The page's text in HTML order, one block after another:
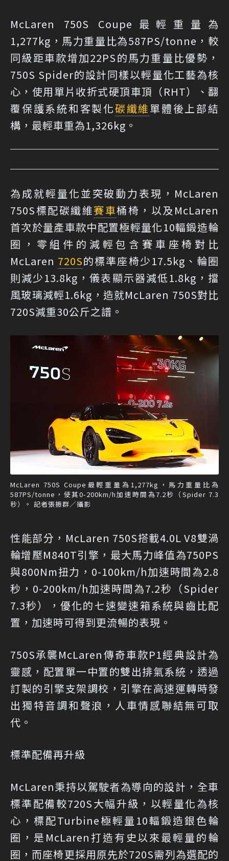
McLaren 750S Coupe最輕重量為
1,277kg，馬力重量比為587PS/tonne，較
同級距車款增加22PS的馬力重量比優勢，
750S Spider的設計同樣以輕量化工藝為核
心，使用單片收折式硬頂車頂（RHT）、翻
覆保護系統和客製化碳纖維單體後上部結
構，最輕車重為1,326kg。
為成就輕量化並突破動力表現，McLaren
750S標配碳纖維賽車桶椅，以及McLaren
首次於量產車款中配置極輕量化10輻鍛造輪
圈，零組件的減輕包含賽車座椅對比
McLaren 720S的標準座椅少17.5kg、輪圈
則減少13.8kg，儀表顯示器減低1.8kg，擋
風玻璃減輕1.6kg，造就McLaren 750S對比
720S減重30公斤之譜。
McLaren 750S Coupe最輕重量為1,277kg，馬力重量比為
587PS/tonne，使其0-200km/h加速時間為7.2秒（Spider 7.3
秒）。 記者張振群／攝影
性能部分，McLaren 750S搭載4.0L V8雙渦
輪增壓M840T引擎，最大馬力峰值為750PS
與800Nm扭力，0-100km/h加速時間為2.8
秒，0-200km/h加速時間為7.2秒（Spider
7.3秒），優化的七速變速箱系統與齒比配
置，加速時可得到更流暢的表現。
750S承襲McLaren傳奇車款P1經典設計為
靈感，配置單一中置的雙出排氣系統，透過
訂製的引擎支架調校，引擎在高速運轉時發
出獨特音調和聲浪，人車情感聯結無可取
代。
標準配備再升級
McLaren秉持以駕駛者為導向的設計，全車
標準配備較720S大幅升級，以輕量化為核
心，標配Turbine極輕量10輻鍛造銀色輪
圈，是McLaren打造有史以來最輕量的輪
圈，而座椅更採用原先於720S需列為選配的